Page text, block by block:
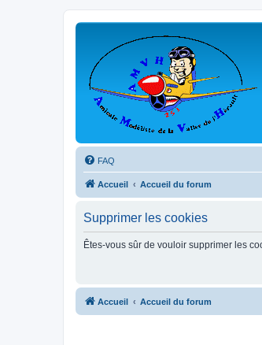
FAQ
Accueil Accueil du forum
Supprimer les cookies
Êtes-vous sûr de vouloir supprimer les
Accueil Accueil du forum